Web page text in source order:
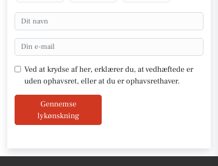
Ved at krydse af her, erklærer du, at vedhæftede er
uden ophavsret, eller at du er ophavsrethaver.
Gennemse
lykønskning